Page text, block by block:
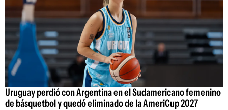
Uruguay perdió con Argentina en el Sudamericano femenino
de básquetbol y quedó eliminado de la AmeriCup 2027